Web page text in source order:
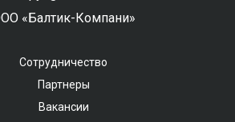
«Балтик-Компани»
Сотрудничество
Партнеры
Вакансии